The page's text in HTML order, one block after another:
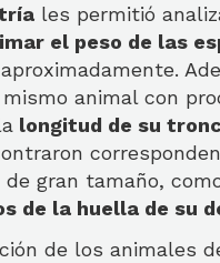
les permitió
el peso de las
animal con
longitud de su
gran tamaño,
de la huella de su
de los animales